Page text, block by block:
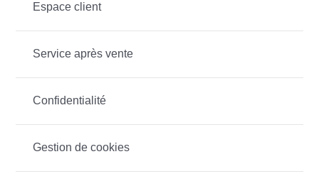
Espace client
Service après vente
Confidentialité
Gestion de cookies